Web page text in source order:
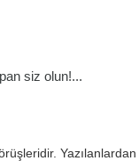
siz olun!...
Yazılanlardan